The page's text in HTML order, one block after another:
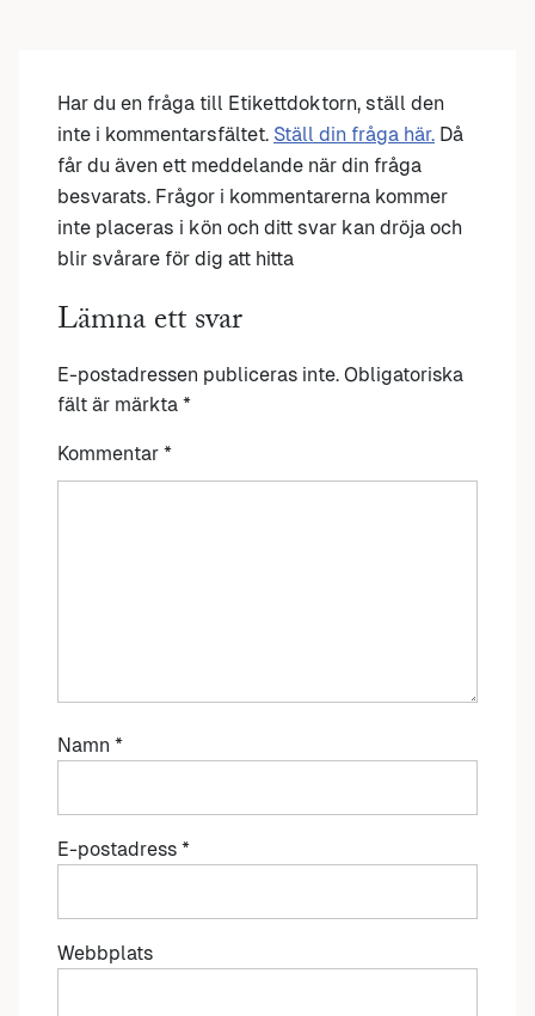
Har du en fråga till Etikettdoktorn, ställ den
inte i kommentarsfältet. Ställ din fråga här. Då
får du även ett meddelande när din fråga
besvarats. Frågor i kommentarerna kommer
inte placeras i kön och ditt svar kan dröja och
blir svårare för dig att hitta
Lämna ett svar
E-postadressen publiceras inte. Obligatoriska
fält är märkta *
Kommentar *
Namn *
E-postadress *
Webbplats